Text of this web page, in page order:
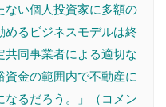
ない個人投資家に多額の
るビジネスモデルは終
同事業者による適切な
金の範囲内で不動産に
るだろう。」（コメン